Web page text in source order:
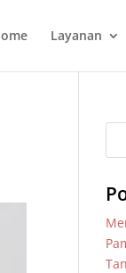
Layanan